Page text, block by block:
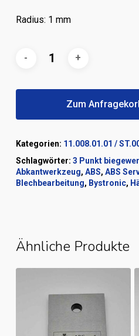
Radius: 1 mm
Zum
Kategorien: 11.008.01.01 /
Schlagwörter: 3 Punkt
Abkantwerkzeug, ABS, ABS
Blechbearbeitung, Bystronic,
Ähnliche Produkte